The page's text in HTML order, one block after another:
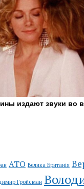
издают звуки во
АТО Велика Британія
Гройсман